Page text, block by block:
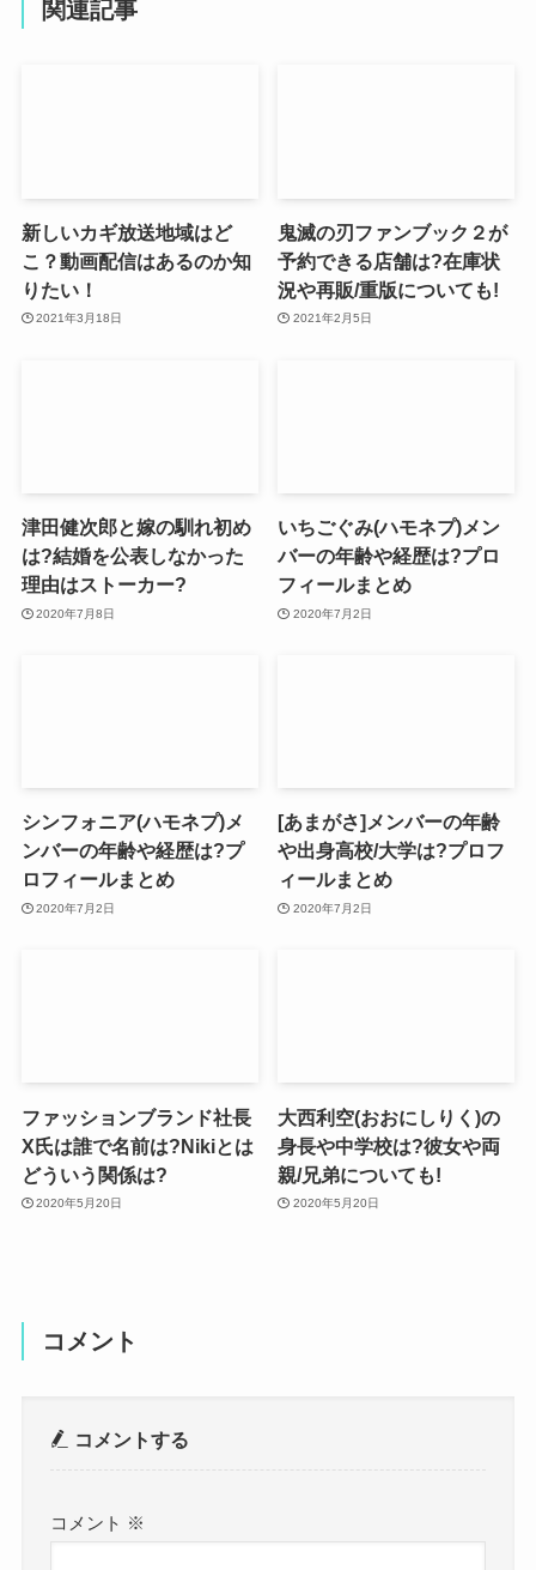
関連記事
新しいカギ放送地域はど
こ？動画配信はあるのか知
りたい！
2021年3月18日
鬼滅の刃ファンブック２が
予約できる店舗は?在庫状
況や再販/重版についても!
2021年2月5日
津田健次郎と嫁の馴れ初め
は?結婚を公表しなかった
理由はストーカー?
2020年7月8日
いちごぐみ(ハモネプ)メン
バーの年齢や経歴は?プロ
フィールまとめ
2020年7月2日
シンフォニア(ハモネプ)メ
ンバーの年齢や経歴は?プ
ロフィールまとめ
2020年7月2日
[あまがさ]メンバーの年齢
や出身高校/大学は?プロフ
ィールまとめ
2020年7月2日
ファッションブランド社長
X氏は誰で名前は?Nikiとは
どういう関係は?
2020年5月20日
大西利空(おおにしりく)の
身長や中学校は?彼女や両
親/兄弟についても!
2020年5月20日
コメント
コメントする
コメント ※